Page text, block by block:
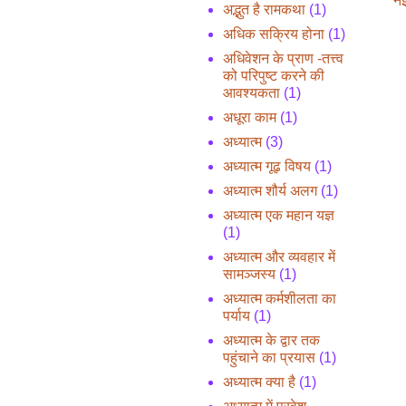
अद्भुत है रामकथा (1)
अधिक सक्रिय होना (1)
अधिवेशन के प्राण -तत्त्व
को परिपुष्ट करने की
आवश्यकता (1)
अधूरा काम (1)
अध्यात्म (3)
अध्यात्म गूढ़ विषय (1)
अध्यात्म शौर्य अलग (1)
अध्यात्म एक महान यज्ञ
(1)
अध्यात्म और व्यवहार में
सामञ्जस्य (1)
अध्यात्म कर्मशीलता का
पर्याय (1)
अध्यात्म के द्वार तक
पहुंचाने का प्रयास (1)
अध्यात्म क्या है (1)